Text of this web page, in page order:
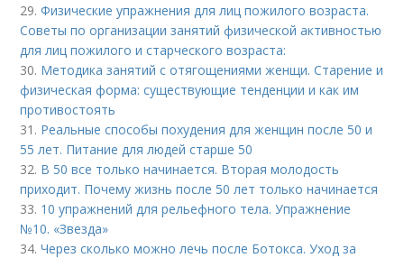
29.Физические упражнения для лиц пожилого возраста.
Советы по организации занятий физической активностью
для лиц пожилого и старческого возраста:
30. Методика занятий с отягощениями женщи. Старение и
физическая форма: существующие тенденции и как им
противостоять
31. Реальные способы похудения для женщин после 50 и
55 лет. Питание для людей старше 50
32. В 50 все только начинается. Вторая молодость
приходит. Почему жизнь после 50 лет только начинается
33. 10 упражнений для рельефного тела. Упражнение
№10. «Звезда»
34.Через сколько можно лечь после Ботокса. Уход за